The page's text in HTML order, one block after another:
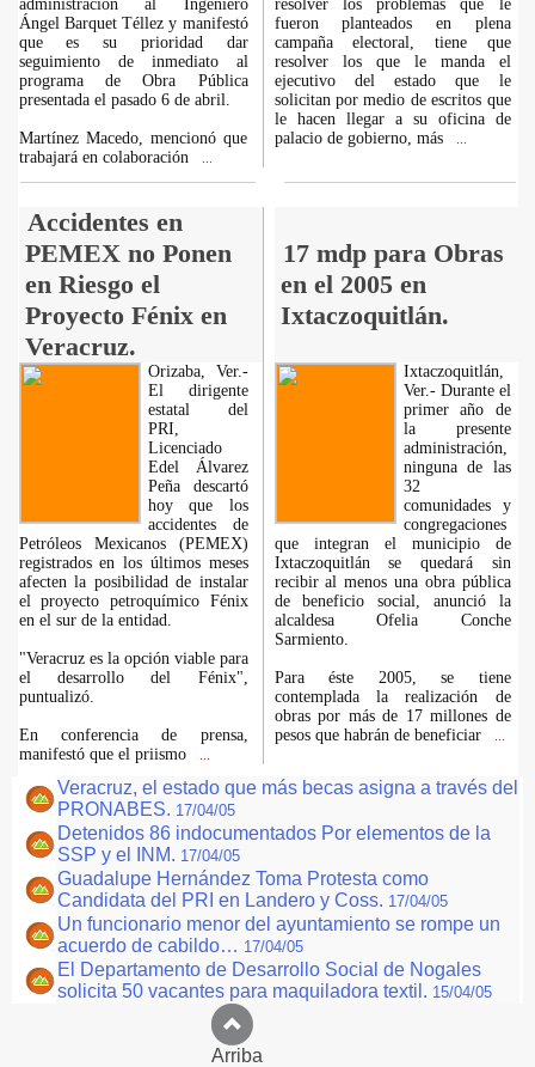
administración al Ingeniero
Ángel Barquet Téllez y manifestó
que es su prioridad dar
seguimiento de inmediato al
programa de Obra Pública
presentada el pasado 6 de abril.
Martínez Macedo, mencionó que
trabajará en colaboración
resolver los problemas que le
fueron planteados en plena
campaña electoral, tiene que
resolver los que le manda el
ejecutivo del estado que le
solicitan por medio de escritos que
le hacen llegar a su oficina de
palacio de gobierno, más
Accidentes en
PEMEX no Ponen
en Riesgo el
Proyecto Fénix en
Veracruz.
17 mdp para Obras
en el 2005 en
Ixtaczoquitlán.
Orizaba, Ver.-
El dirigente
estatal del
PRI,
Licenciado
Edel Álvarez
Peña descartó
hoy que los
accidentes de
Petróleos Mexicanos (PEMEX)
registrados en los últimos meses
afecten la posibilidad de instalar
el proyecto petroquímico Fénix
en el sur de la entidad.
"Veracruz es la opción viable para
el desarrollo del Fénix",
puntualizó.
En conferencia de prensa,
manifestó que el priismo
Ixtaczoquitlán,
Ver.- Durante el
primer año de
la presente
administración,
ninguna de las
32
comunidades y
congregaciones
que integran el municipio de
Ixtaczoquitlán se quedará sin
recibir al menos una obra pública
de beneficio social, anunció la
alcaldesa Ofelia Conche
Sarmiento.
Para éste 2005, se tiene
contemplada la realización de
obras por más de 17 millones de
pesos que habrán de beneficiar
Veracruz, el estado que más becas asigna a través del
PRONABES. 17/04/05
Detenidos 86 indocumentados Por elementos de la
SSP y el INM. 17/04/05
Guadalupe Hernández Toma Protesta como
Candidata del PRI en Landero y Coss. 17/04/05
Un funcionario menor del ayuntamiento se rompe un
acuerdo de cabildo… 17/04/05
El Departamento de Desarrollo Social de Nogales
solicita 50 vacantes para maquiladora textil. 15/04/05
Arriba